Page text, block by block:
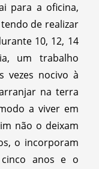
para a oficina,
de realizar
10, 12, 14
um trabalho
vezes nocivo à
na terra
a viver em
não o deixam
o incorporam
anos e o